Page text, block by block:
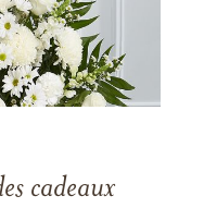
cadeaux